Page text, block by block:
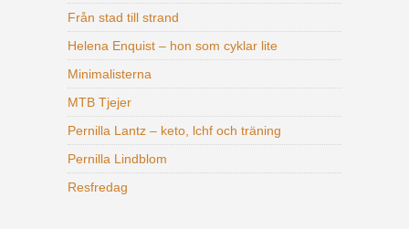
Från stad till strand
Helena Enquist – hon som cyklar lite
Minimalisterna
MTB Tjejer
Pernilla Lantz – keto, lchf och träning
Pernilla Lindblom
Resfredag